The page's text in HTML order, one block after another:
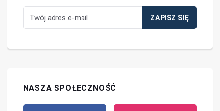
NASZA SPOŁECZNOŚĆ